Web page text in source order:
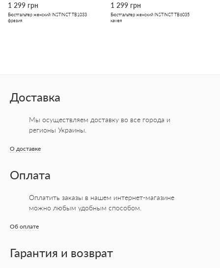
1 299 грн
Бюстгальтер женский INSTINCT TB1033
фрезия
1 299 грн
Бюстгальтер женский INSTINCT TB6035
камея
Доставка
Мы осуществляем доставку во все города и
регионы Украины.
О доставке
Оплата
Оплатить заказы в нашем интернет-магазине
можно любым удобным способом.
Об оплате
Гарантия и возврат